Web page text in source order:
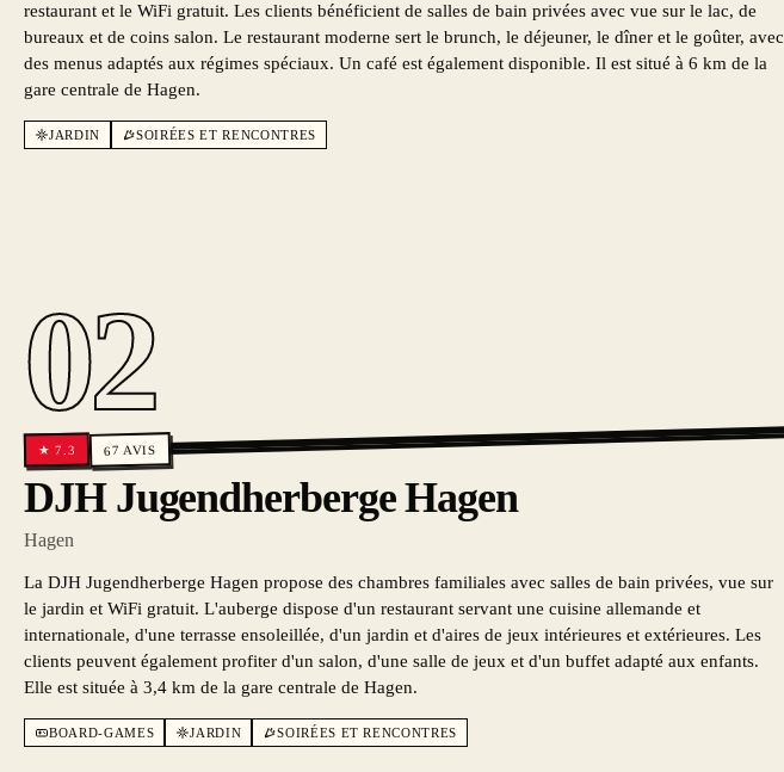
restaurant et le WiFi gratuit. Les clients bénéficient de salles de bain privées avec vue sur le lac, de
bureaux et de coins salon. Le restaurant moderne sert le brunch, le déjeuner, le dîner et le goûter, avec
des menus adaptés aux régimes spéciaux. Un café est également disponible. Il est situé à 6 km de la
gare centrale de Hagen.
JARDIN
SOIRÉES ET RENCONTRES
02
★7.3 67 AVIS
DJH Jugendherberge Hagen
Hagen
La DJH Jugendherberge Hagen propose des chambres familiales avec salles de bain privées, vue sur
le jardin et WiFi gratuit. L'auberge dispose d'un restaurant servant une cuisine allemande et
internationale, d'une terrasse ensoleillée, d'un jardin et d'aires de jeux intérieures et extérieures. Les
clients peuvent également profiter d'un salon, d'une salle de jeux et d'un buffet adapté aux enfants.
Elle est située à 3,4 km de la gare centrale de Hagen.
BOARD-GAMES JARDIN
SOIRÉES ET RENCONTRES